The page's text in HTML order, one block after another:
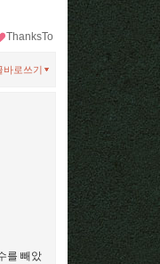
ThanksTo
바로쓰기
를 빼았